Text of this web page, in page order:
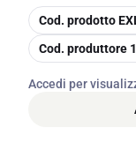
copia
Cod. prodotto
copia
Cod. produttore
Accedi per